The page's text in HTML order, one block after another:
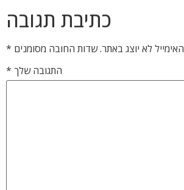
כתיבת תגובה
האימייל לא יוצג באתר.שדות החובה מסומנים *
התגובה שלך *